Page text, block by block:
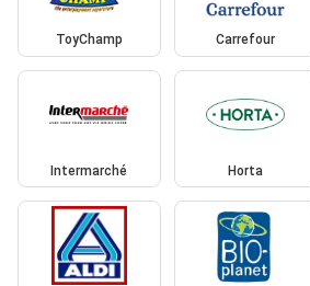
ToyChamp Carrefour
Intermarché Horta